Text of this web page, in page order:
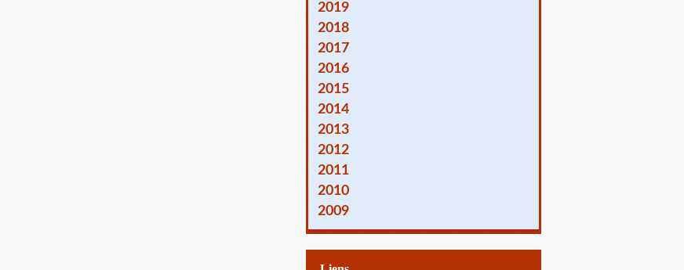
2019
2018
2017
2016
2015
2014
2013
2012
2011
2010
2009